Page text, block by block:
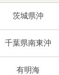
茨城県沖
千葉県南東沖
有明海